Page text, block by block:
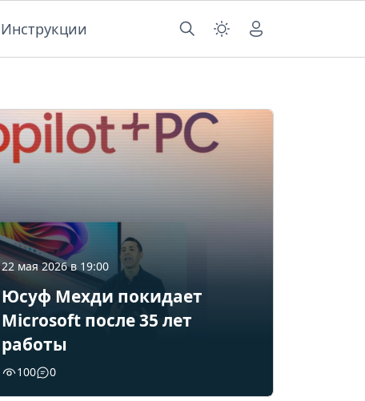
Инструкции
22 мая 2026 в 19:00
Юсуф Мехди покидает
Microsoft после 35 лет
работы
100 0